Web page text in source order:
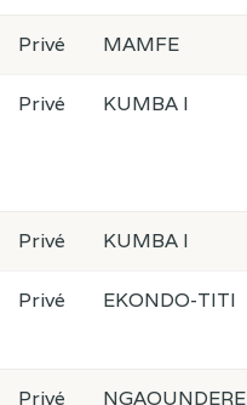
Privé MAMFE
Privé KUMBA I
Privé KUMBA I
Privé EKONDO-TITI
Privé
NGAOUNDERE